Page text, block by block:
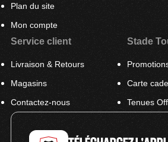
Plan du site
Mon compte
Service client
Livraison & Retours
Magasins
Contactez-nous
Stade
Carte
Tenues